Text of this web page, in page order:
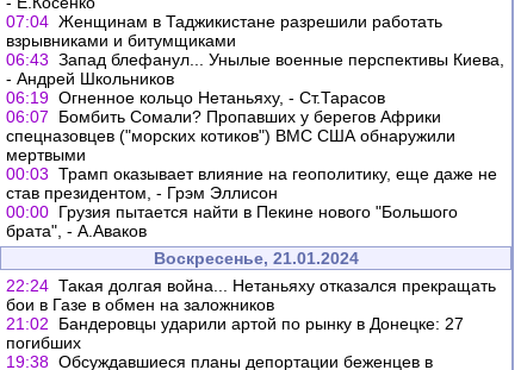
07:04 Женщинам в Таджикистане разрешили работать
взрывниками и битумщиками
06:43 Запад блефанул... Унылые военные перспективы Киева,
- Андрей Школьников
06:19 Огненное кольцо Нетаньяху, - Ст.Тарасов
06:07
Бомбить Сомали? Пропавших у берегов Африки
спецназовцев ("морских котиков") ВМС США обнаружили
мертвыми
00:03 Трамп оказывает влияние на геополитику, еще даже не
став президентом, - Грэм Эллисон
00:00 Грузия пытается найти в Пекине нового "Большого
брата", - А.Аваков
Воскресенье, 21.01.2024
22:24 Такая долгая война... Нетаньяху отказался прекращать
бои в Газе в обмен на заложников
21:02
Бандеровцы ударили артой по рынку в Донецке: 27
погибших
19:38 Обсуждавшиеся планы депортации беженцев в